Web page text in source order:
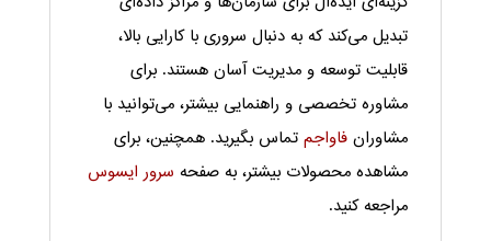
تبدیل می‌کند که به دنبال سروری با کارایی بالا،
قابلیت توسعه و مدیریت آسان هستند. برای
مشاوره تخصصی و راهنمایی بیشتر، می‌توانید با
مشاوران فاواجمتماس بگیرید. همچنین، برای
مشاهده محصولات بیشتر، به صفحه سرور ایسوس
مراجعه کنید.